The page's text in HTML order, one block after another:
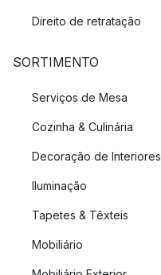
Direito de retratação
SORTIMENTO
Serviços de Mesa
Cozinha & Culinária
Decoração de Interiores
Iluminação
Tapetes & Têxteis
Mobiliário